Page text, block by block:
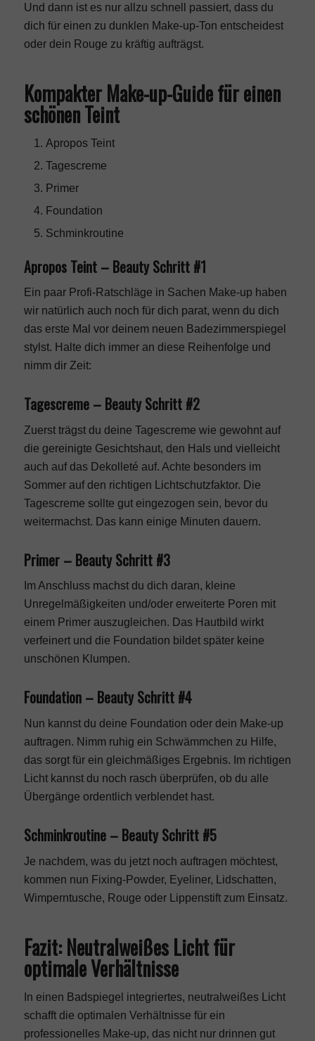
Und dann ist es nur allzu schnell passiert, dass du
dich für einen zu dunklen Make-up-Ton entscheidest
oder dein Rouge zu kräftig aufträgst.
Kompakter Make-up-Guide für einen
schönen Teint
Apropos Teint
Tagescreme
Primer
Foundation
Schminkroutine
Apropos Teint – Beauty Schritt #1
Ein paar Profi-Ratschläge in Sachen Make-up haben
wir natürlich auch noch für dich parat, wenn du dich
das erste Mal vor deinem neuen Badezimmerspiegel
stylst. Halte dich immer an diese Reihenfolge und
nimm dir Zeit:
Tagescreme – Beauty Schritt #2
Zuerst trägst du deine Tagescreme wie gewohnt auf
die gereinigte Gesichtshaut, den Hals und vielleicht
auch auf das Dekolleté auf. Achte besonders im
Sommer aufden richtigen Lichtschutzfaktor. Die
Tagescreme sollte gut eingezogen sein, bevor du
weitermachst. Das kann einige Minuten dauern.
Primer – Beauty Schritt #3
Im Anschluss machst du dich daran, kleine
Unregelmäßigkeiten und/oder erweiterte Poren mit
einem Primer auszugleichen. Das Hautbild wirkt
verfeinert und die Foundation bildet später keine
unschönen Klumpen.
Foundation – Beauty Schritt #4
Nun kannst du deine Foundation oder dein Make-up
auftragen. Nimm ruhig ein Schwämmchen zu Hilfe,
das sorgt für ein gleichmäßiges Ergebnis. Im richtigen
Licht kannst du noch rasch überprüfen, ob du alle
Übergänge ordentlich verblendet hast.
Schminkroutine – Beauty Schritt #5
Je nachdem, was du jetzt noch auftragen möchtest,
kommen nun Fixing-Powder, Eyeliner, Lidschatten,
Wimperntusche, Rouge oder Lippenstift zum Einsatz.
Fazit: Neutralweißes Licht für
optimale Verhältnisse
In einen Badspiegel integriertes, neutralweißes Licht
schafft die optimalen Verhältnisse für ein
professionelles Make-up, das nicht nur drinnen gut